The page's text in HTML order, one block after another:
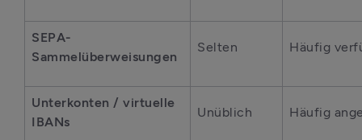
SEPA-
Sammelüberweisungen
Selten Häufig
Unterkonten / virtuelle
IBANs
Unüblich Häufig